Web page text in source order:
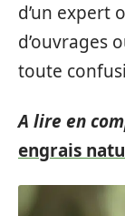
d’un expert
d’ouvrages
toute
A lire en
engrais